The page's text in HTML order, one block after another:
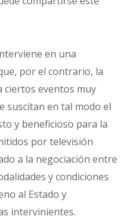
en una
por el contrario, la
ciertos eventos muy
suscitan en tal modo el
y beneficioso para la
por televisión
a la negociación entre
y condiciones
al Estado y
intervinientes.